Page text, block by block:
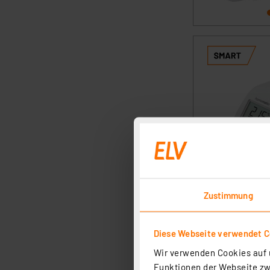
Zustimmung
Diese Webseite verwendet
Wir verwenden Cookies
Funktionen der Webseite